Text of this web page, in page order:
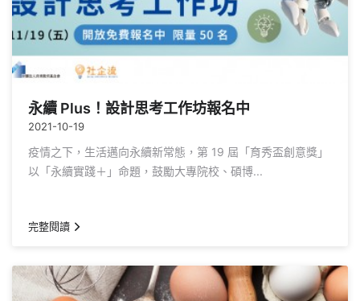
永續 Plus！設計思考工作坊報名中
2021-10-19
疫情之下，生活邁向永續新常態，第 19 屆「育秀盃創意獎」
以「永續實踐＋」命題，鼓勵大專院校、碩博...
完整閱讀